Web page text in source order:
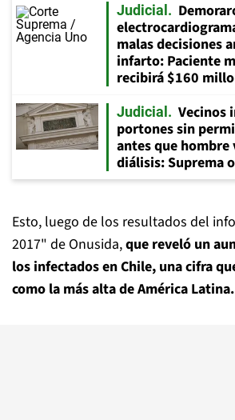
Judicial
malas decisiones
infarto: Paciente
recibirá $160
Judicial
Vecinos
portones sin
antes que hombre
diálisis: Suprema
Esto, luego de los resultados del
2017" de Onusida,que reveló un
los infectados en Chile, una cifra
como la más alta de América Latina.